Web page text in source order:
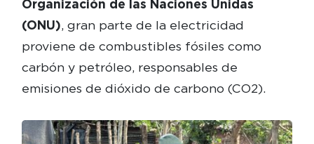
Organización de las Naciones Unidas
(ONU), gran parte de la electricidad
proviene de combustibles fósiles como
carbón y petróleo, responsables de
emisiones de dióxido de carbono (CO2).